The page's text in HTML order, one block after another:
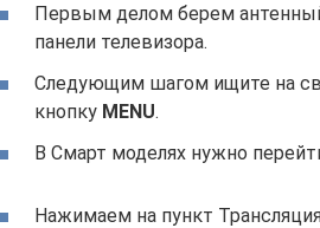
Первым делом берем
панели телевизора.
Следующим шагом ищите на
кнопку MENU.
В Смарт моделях нужно
Нажимаем на пункт